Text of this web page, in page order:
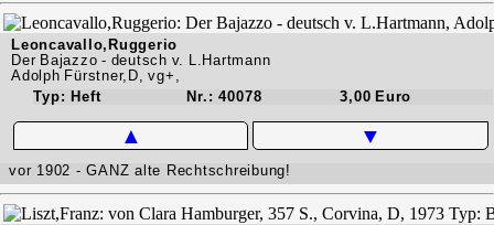
Leoncavallo,Ruggerio
Der Bajazzo - deutsch v. L.Hartmann
Adolph Fürstner,D, vg+,
Typ: Heft
Nr.: 40078 3,00 Euro
▲ ▼
vor 1902 - GANZ alte Rechtschreibung!